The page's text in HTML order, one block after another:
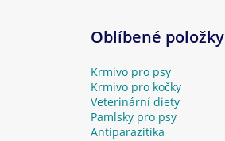
Oblíbené položky
Krmivo pro psy
Krmivo pro kočky
Veterinární diety
Pamlsky pro psy
Antiparazitika